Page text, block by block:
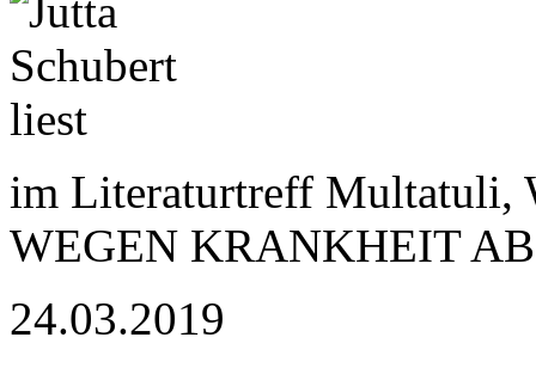
im Literaturtreff Multatuli,
WEGEN KRANKHEIT
24.03.2019